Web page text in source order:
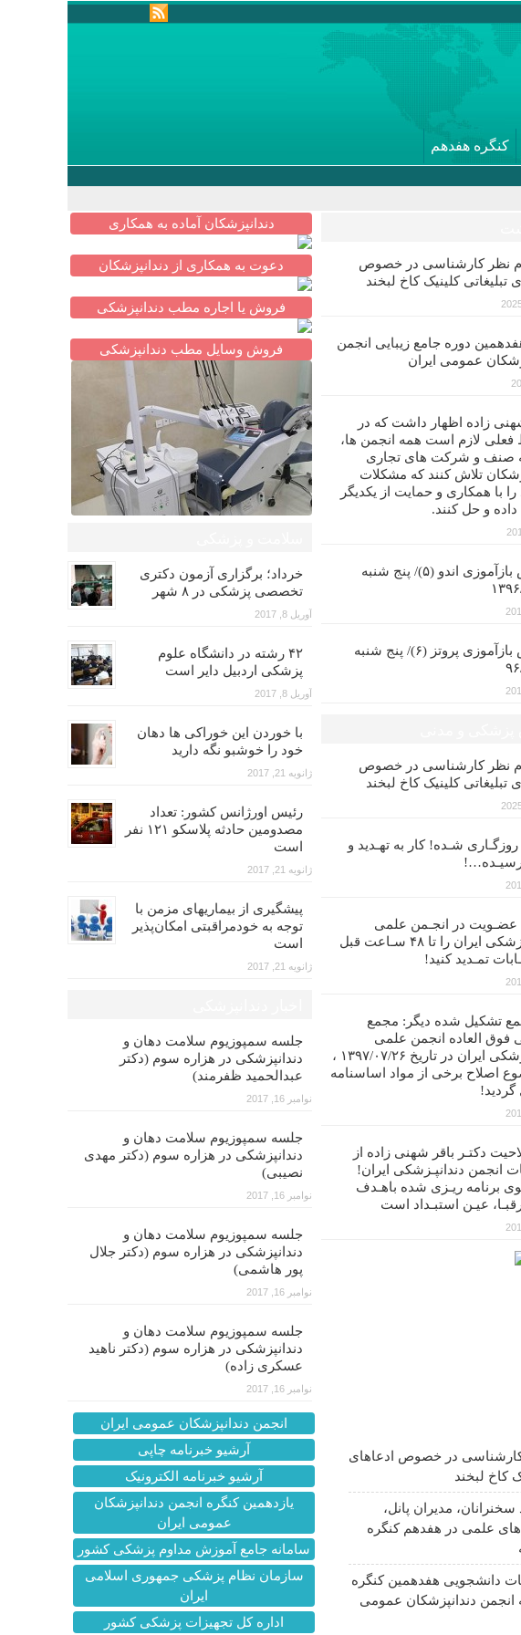
کنگره هفدهم
نظر کارشناسی در خصوص
تبلیغاتی کلینیک کاخ لبخند
دوره جامع زیبایی انجمن
عمومی ایران
زاده اظهار داشت که در
فعلی لازم است همه انجمن ها،
صنف و شرکت های تجاری
تلاش کنند که مشکلات
با همکاری و حمایت از یکدیگر
و حل کنند.
گزارش بازآموزی اندو (۵)/ پنج شنبه
۰۹
گزارش بازآموزی پروتز (۶)/ پنج شنبه
نظر کارشناسی در خصوص
تبلیغاتی کلینیک کاخ لبخند
شـده! کار به تهـدید و
رسیـده…!
عضـویت در انجـمن علمی
دندانپـزشکی ایران را تا ۴۸ سـاعت قبل
تمـدید کنید!
تشکیل شده دیگر: مجمع
فوق العاده انجمن علمی
دندانپزشکی ایران در تاریخ ۱۳۹۷/۰۷/۲۶ ،
اصلاح برخی از مواد اساسنامه
دکتـر باقر شهنی زاده از
انجمن دندانپـزشکی ایران!
برنامه ریـزی شده باهـدف
عیـن استبـداد است
دندانپزشکان آماده به همکاری
دعوت به همکاری از دندانپزشکان
فروش یا اجاره مطب دندانپزشکی
فروش وسایل مطب دندانپزشکی
خرداد؛ برگزاری آزمون دکتری
تخصصی پزشکی در ۸ شهر
آوریل 8, 2017
۴۲ رشته در دانشگاه علوم
پزشکی اردبیل دایر است
آوریل 8, 2017
با خوردن این خوراکی ها دهان
خود را خوشبو نگه دارید
ژانویه 21, 2017
رئیس اورژانس کشور: تعداد
مصدومین حادثه پلاسکو ۱۲۱ نفر
است
ژانویه 21, 2017
پیشگیری از بیماریهای مزمن با
توجه به خودمراقبتی امکان‌پذیر
است
ژانویه 21, 2017
جلسه سمپوزیوم سلامت دهان و
دندانپزشکی در هزاره سوم (دکتر
عبدالحمید ظفرمند)
نوامبر 16, 2017
جلسه سمپوزیوم سلامت دهان و
دندانپزشکی در هزاره سوم (دکتر مهدی
نصیبی)
نوامبر 16, 2017
جلسه سمپوزیوم سلامت دهان و
دندانپزشکی در هزاره سوم (دکتر جلال
پور هاشمی)
نوامبر 16, 2017
جلسه سمپوزیوم سلامت دهان و
دندانپزشکی در هزاره سوم (دکتر ناهید
عسکری زاده)
نوامبر 16, 2017
انجمن دندانپزشکان عمومی ایران
آرشیو خبرنامه چاپی
آرشیو خبرنامه الکترونیک
یازدهمین کنگره انجمن دندانپزشکان
عمومی ایران
سامانه جامع آموزش مداوم پزشکی کشور
سازمان نظام پزشکی جمهوری اسلامی
ایران
اداره کل تجهیزات پزشکی کشور
کارشناسی در خصوص ادعاهای
کاخ لبخند
سخنرانان، مدیران پانل،
علمی در هفدهم کنگره
دانشجویی هفدهمین کنگره
انجمن دندانپزشکان عمومی